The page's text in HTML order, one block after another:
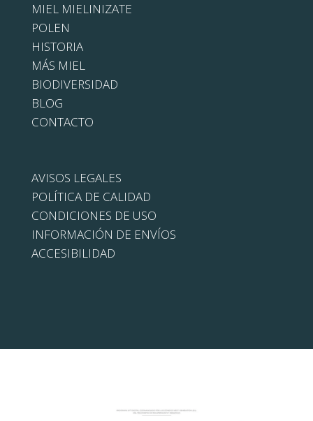
MIEL MIELINIZATE
POLEN
HISTORIA
MÁS MIEL
BIODIVERSIDAD
BLOG
CONTACTO
AVISOS LEGALES
POLÍTICA DE CALIDAD
CONDICIONES DE USO
INFORMACIÓN DE ENVÍOS
ACCESIBILIDAD